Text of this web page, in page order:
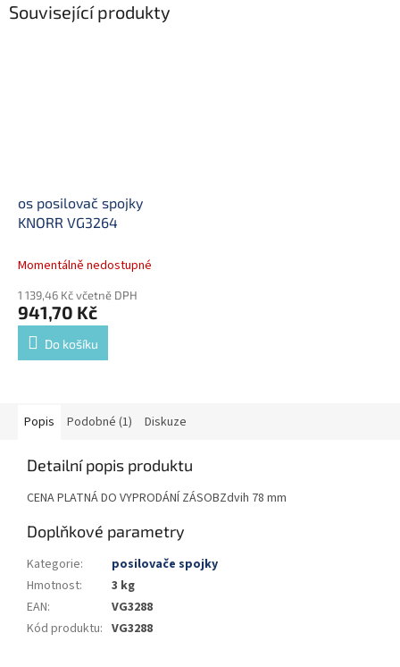
Související produkty
os posilovač spojky
KNORR VG3264
Momentálně nedostupné
1 139,46 Kč včetně DPH
941,70 Kč
Do košíku
Popis Podobné (1) Diskuze
Detailní popis produktu
CENA PLATNÁ DO VYPRODÁNÍ ZÁSOBZdvih 78 mm
Doplňkové parametry
Kategorie:
posilovače spojky
Hmotnost:
3 kg
EAN:
VG3288
Kód produktu: VG3288